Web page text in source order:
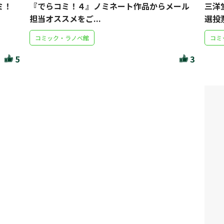
5
『でらコミ！４』ノミネート作品からメール
担当オススメをご...
コミック・ラノベ館
3
三洋
選投
コミ